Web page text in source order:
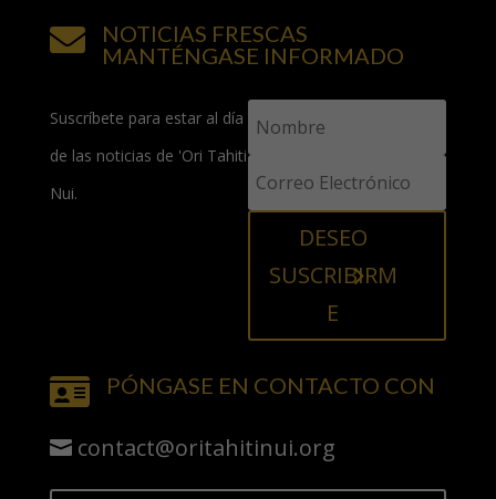
SOCIOS Y PATROCINADORES
RETRANSMISIÓN EN DIRECTO
CONSEJOS Y PREGUNTAS
FRECUENTES

NOTICIAS FRESCAS
MANTÉNGASE INFORMADO
Suscríbete para estar al día
de las noticias de 'Ori Tahiti
Nui.
DESEO
SUSCRIBIRM
E
 PÓNGASE EN CONTACTO CON
contact@oritahitinui.org